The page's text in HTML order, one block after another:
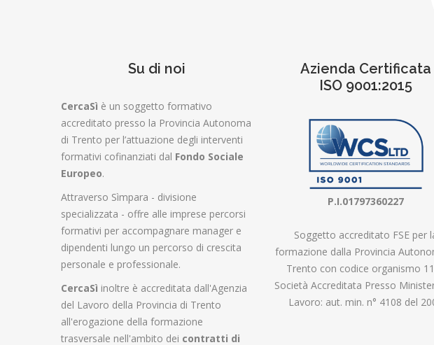
Su di noi
CercaSì è un soggetto formativo
accreditato presso la Provincia Autonoma
di Trento per l’attuazione degli interventi
formativi cofinanziati dal Fondo Sociale
Europeo.
Attraverso Sìmpara - divisione
specializzata - offre alle imprese percorsi
formativi per accompagnare manager e
dipendenti lungo un percorso di crescita
personale e professionale.
CercaSì inoltre è accreditata dall'Agenzia
del Lavoro della Provincia di Trento
all'erogazione della formazione
trasversale nell'ambito dei contratti di
Azienda Certificata
ISO 9001:2015
P.I.01797360227
Soggetto accreditato FSE per
formazione dalla Provincia
Trento con codice organismo
Società Accreditata Presso
Lavoro: aut. min. n° 4108 del